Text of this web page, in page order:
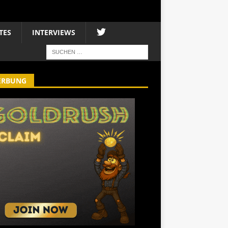
INTERVIEWS